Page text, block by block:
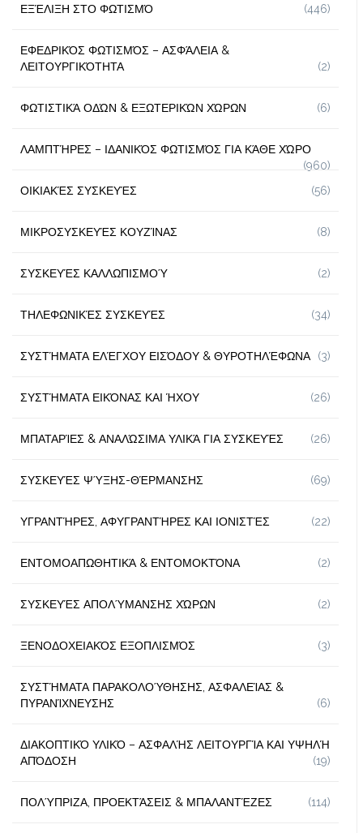
ΕΞΈΛΙΞΗ ΣΤΟ ΦΩΤΙΣΜΌ
(446)
ΕΦΕΔΡΙΚΌΣ ΦΩΤΙΣΜΌΣ – ΑΣΦΆΛΕΙΑ &
ΛΕΙΤΟΥΡΓΙΚΌΤΗΤΑ
(2)
ΦΩΤΙΣΤΙΚΆ ΟΔΏΝ & ΕΞΩΤΕΡΙΚΏΝ ΧΏΡΩΝ (6)
ΛΑΜΠΤΉΡΕΣ – ΙΔΑΝΙΚΌΣ ΦΩΤΙΣΜΌΣ ΓΙΑ ΚΆΘΕ ΧΏΡΟ
(960)
ΟΙΚΙΑΚΈΣ ΣΥΣΚΕΥΈΣ
(56)
ΜΙΚΡΟΣΥΣΚΕΥΈΣ ΚΟΥΖΊΝΑΣ (8)
ΣΥΣΚΕΥΈΣ ΚΑΛΛΩΠΙΣΜΟΎ (2)
ΤΗΛΕΦΩΝΙΚΈΣ ΣΥΣΚΕΥΈΣ (34)
ΣΥΣΤΉΜΑΤΑ ΕΛΈΓΧΟΥ ΕΙΣΌΔΟΥ & ΘΥΡΟΤΗΛΈΦΩΝΑ (3)
ΣΥΣΤΉΜΑΤΑ ΕΙΚΌΝΑΣ ΚΑΙ ΉΧΟΥ (26)
ΜΠΑΤΑΡΊΕΣ & ΑΝΑΛΏΣΙΜΑ ΥΛΙΚΆ ΓΙΑ ΣΥΣΚΕΥΈΣ (26)
ΣΥΣΚΕΥΈΣ ΨΎΞΗΣ-ΘΈΡΜΑΝΣΗΣ (69)
ΥΓΡΑΝΤΉΡΕΣ, ΑΦΥΓΡΑΝΤΉΡΕΣ ΚΑΙ ΙΟΝΙΣΤΈΣ (22)
ΕΝΤΟΜΟΑΠΩΘΗΤΙΚΆ & ΕΝΤΟΜΟΚΤΌΝΑ (2)
ΣΥΣΚΕΥΈΣ ΑΠΟΛΎΜΑΝΣΗΣ ΧΏΡΩΝ (2)
ΞΕΝΟΔΟΧΕΙΑΚΌΣ ΕΞΟΠΛΙΣΜΌΣ (3)
ΣΥΣΤΉΜΑΤΑ ΠΑΡΑΚΟΛΟΎΘΗΣΗΣ, ΑΣΦΑΛΕΊΑΣ &
ΠΥΡΑΝΊΧΝΕΥΣΗΣ
(6)
ΔΙΑΚΟΠΤΙΚΌ ΥΛΙΚΌ – ΑΣΦΑΛΉΣ ΛΕΙΤΟΥΡΓΊΑ ΚΑΙ ΥΨΗΛΉ
ΑΠΌΔΟΣΗ
(19)
ΠΟΛΎΠΡΙΖΑ, ΠΡΟΕΚΤΆΣΕΙΣ & ΜΠΑΛΑΝΤΈΖΕΣ (114)